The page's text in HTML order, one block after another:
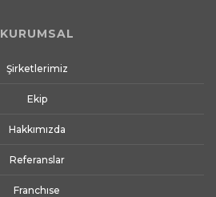
KURUMSAL
Şirketlerimiz
Ekip
Hakkımızda
Referanslar
Franchıse